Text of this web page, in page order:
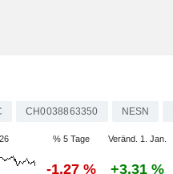
CH0038863350 NESN
% 5 Tage Veränd. 1. Jan.
-1,27 % +3,31 %